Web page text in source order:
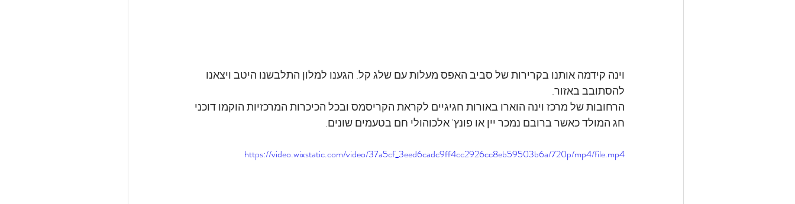
וינה קידמה אותנו בקרירות של סביב האפס מעלות עם שלג קל. הגענו למלון התלבשנו היטב ויצאנו
להסתובב באזור.
הרחובות של מרכז וינה הוארו באורות חגיגיים לקראת הקריסמס ובכל הכיכרות המרכזיות הוקמו דוכני
חג המולד כאשר ברובם נמכר יין או פונץ' אלכוהולי חם בטעמים שונים.
https://video.wixstatic.com/video/37a5cf_3eed6cadc9ff4cc2926cc8eb59503b6a/720p/mp4/file.mp4